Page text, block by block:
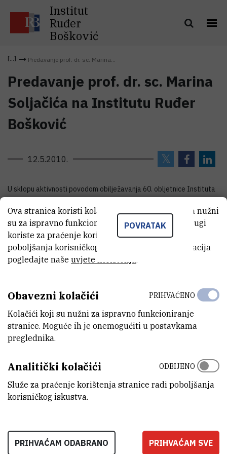
Institut
Ruđer
Bošković
Predavanje prof. dr. sc. Marina...
Predavanje prof. dr. sc. Marina
Soljačića na Institutu Ruđer
Bošković
12.5.2010.
U sklopu aktivnosti povodom obilježavanja 60. obljetnice Instituta
svibnja u 11 sati na IRB-u predavanje pod nazivom Photonic
Crystals: when the only limit is imagination. Predavanje će se
održati u predavaonici III. krila Instituta Ruđer Bošković, Bijenička
cesta 54, Zagreb.
NAJAVA-
Predavanje_prof_Marina_Soljacica_na_IRB-
u.pdf
(399,1 kB)
POVRATAK
Ova stranica koristi kolačiće. Neki od tih kolačića nužni
su za ispravno funkcioniranje stranice, dok se drugi
koriste za praćenje korištenja stranice radi
poboljšanja korisničkog iskustva. Za više informacija
pogledajte naše uvjete korištenja.
Obavezni kolačići
Kolačići koji su nužni za ispravno funkcioniranje
stranice. Moguće ih je onemogućiti u postavkama
preglednika.
PRIHVAĆENO
Analitički kolačići
Služe za praćenje korištenja stranice radi poboljšanja
korisničkog iskustva.
ODBIJENO
PRIHVAĆAM ODABRANO PRIHVAĆAM SVE